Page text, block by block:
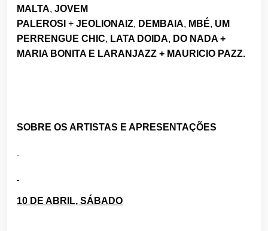
MALTA, JOVEM
PALEROSI + JEOLIONAIZ, DEMBAIA, MBÉ, UM
PERRENGUE CHIC, LATA DOIDA, DO NADA +
MARIA BONITA E LARANJAZZ + MAURICIO PAZZ.
SOBRE OS ARTISTAS E APRESENTAÇÕES
10 DE ABRIL, SÁBADO